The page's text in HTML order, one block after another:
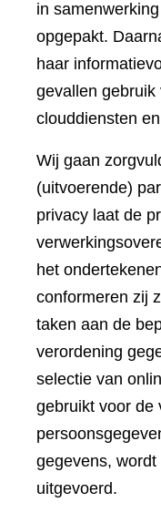
in
opgepakt.
haar
gevallen
clouddiensten
Wij gaan
(uitvoerende)
privacy laat de
het
conformeren zij
taken aan de
verordening
selectie van
gebruikt voor de
gegevens,
uitgevoerd.